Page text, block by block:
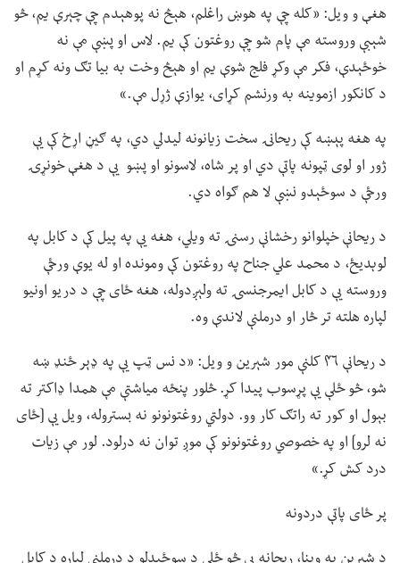
هغې و ویل: «کله چې په هوښ راغلم، هېڅ نه پوهېدم چې چېرې یم، څو
شېبې وروسته مې پام شو چې روغتون کې یم. لاس او پښې مې نه
خوځېدې، فکر مې وکړ فلج شوې یم او هېڅ وخت به بیا تګ ونه کړم او
د کانکور ازموینه به ورنشم کړای، یوازې ژړل مې.»
په هغه پېښه کې ریحانۍ سخت زیانونه لیدلي دي، په ګیڼ اړخ کې یې
ژور او لوی ټپونه پاتې دي او پر شاه، لاسونو او پښو یې د هغې خونړۍ
ورځې د سوځېدو نښې لا هم ګواه دي.
د ریحانې خپلوانو رخشانې رسنۍ ته ویلي، هغه یې په پیل کې د کابل په
لوېدیځ، د محمد علي جناح په روغتون کې ومونده او له یوې ورځې
وروسته یې د کابل ایمرجنسۍ ته ولېږدوله، هغه ځای چې د دریو اونیو
لپاره هلته تر څار او درملنې لاندې وه.
د ریحانې ۴۶ کلنې مور شېرین و ویل: «د نس ټپ یې په ډېر ځنډ ښه
شو، څو ځلې یې پړسوب پیدا کړ. څلور پنځه میاشتې مې همدا ډاکتر ته
بېول او کور ته راتګ کار وو. دولتي روغتونونو نه بستروله، ویل یې [ځای
نه لرو] او په خصوصي روغتونونو کې موږ توان نه درلود. لور مې زیات
درد کش کړ.»
پر ځای پاتې دردونه